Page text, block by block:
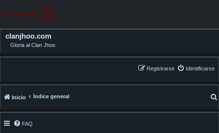
clanjhoo.com
Gloria al Clan Jhoo
Identificarse
Registrarse
Inicio Índice general
FAQ